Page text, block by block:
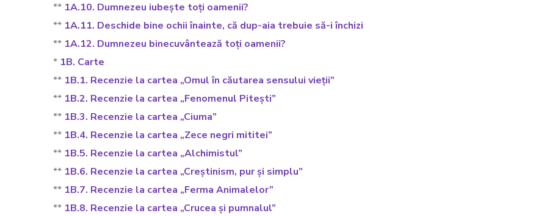
** 1A.10. Dumnezeu iubește toți oamenii?
** 1A.11. Deschide bine ochii înainte, că dup-aia trebuie să-i închizi
** 1A.12. Dumnezeu binecuvântează toți oamenii?
* 1B. Carte
** 1B.1. Recenzie la cartea „Omul în căutarea sensului vieții”
** 1B.2. Recenzie la cartea „Fenomenul Pitești”
** 1B.3. Recenzie la cartea „Ciuma”
** 1B.4. Recenzie la cartea „Zece negri mititei”
** 1B.5. Recenzie la cartea „Alchimistul”
** 1B.6. Recenzie la cartea „Creștinism, pur și simplu”
** 1B.7. Recenzie la cartea „Ferma Animalelor”
** 1B.8. Recenzie la cartea „Crucea și pumnalul”